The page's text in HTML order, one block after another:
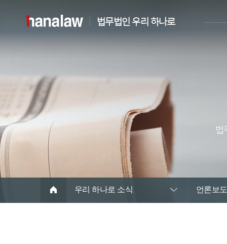
법무법인 우리 하나로
법
우리 하나로 소식 언론보도